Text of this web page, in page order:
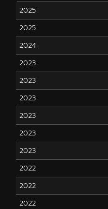
2025
2025
2024
2023
2023
2023
2023
2023
2023
2022
2022
2022